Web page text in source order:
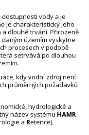
vody a je
je charakteristický jeho
dlouhé trvání. Přirozeně
územím vyskytne
procesech v podobě
setrvává po dlouhou
kdy vodní zdroj není
průměrných požadavků
hydrologické a
název systému HAMR
a Retence).